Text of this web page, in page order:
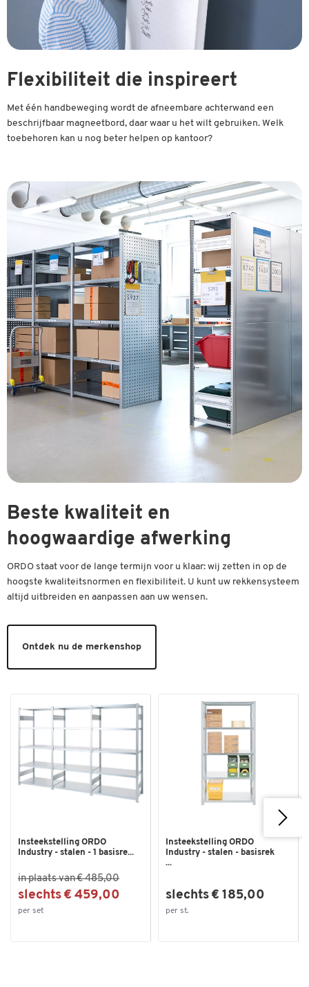
Flexibiliteit die inspireert
Met één handbeweging wordt de afneembare achterwand een
beschrijfbaar magneetbord, daar waar u het wilt gebruiken. Welk
toebehoren kan u nog beter helpen op kantoor?
Beste kwaliteit en
hoogwaardige afwerking
ORDO staat voor de lange termijn voor u klaar: wij zetten in op de
hoogste kwaliteitsnormen en flexibiliteit. U kunt uw rekkensysteem
altijd uitbreiden en aanpassen aan uw wensen.
Ontdek nu de merkenshop
Insteekstelling ORDO
Industry - stalen - 1 basisre...
in plaats van € 485,00
slechts € 459,00
per set
Insteekstelling ORDO
Industry - stalen - basisrek
...
slechts € 185,00
per st.